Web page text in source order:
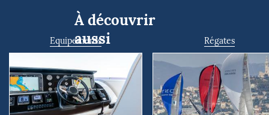
À découvrir
aussi
Equipements Régates